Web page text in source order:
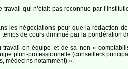
qui n’était pas reconnue par
les négociations pour que la rédaction
de cours diminué par la pondération
en équipe et de sa non «
pluri-professionnelle (conseillers
médecins notamment) ».